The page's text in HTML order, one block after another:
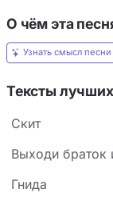
О чём эта
Узнать смысл песни
Тексты лучших
Cкит
Выходи браток
Гнида